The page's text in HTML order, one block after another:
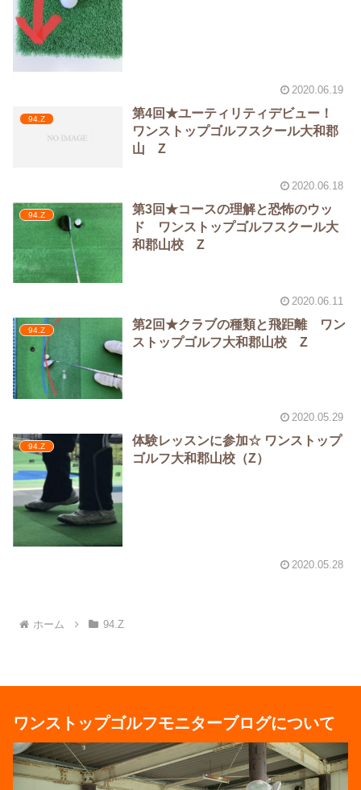
2020.06.19
94.Z
第4回★ユーティリティデビュー！
ワンストップゴルフスクール大和郡
山 Z
2020.06.18
94.Z
第3回★コースの理解と恐怖のウッ
ド ワンストップゴルフスクール大
和郡山校 Z
2020.06.11
94.Z
第2回★クラブの種類と飛距離 ワン
ストップゴルフ大和郡山校 Z
2020.05.29
94.Z
体験レッスンに参加☆ ワンストップ
ゴルフ大和郡山校（Z）
2020.05.28
ホーム 94.Z
ワンストップゴルフモニターブログについて